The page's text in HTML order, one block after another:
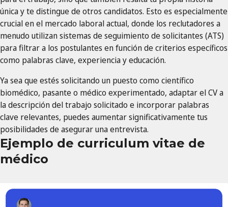
única y te distingue de otros candidatos. Esto es especialmente
crucial en el mercado laboral actual, donde los reclutadores a
menudo utilizan sistemas de seguimiento de solicitantes (ATS)
para filtrar a los postulantes en función de criterios específicos
como palabras clave, experiencia y educación.
Ya sea que estés solicitando un puesto como científico
biomédico, pasante o médico experimentado, adaptar el CV a
la descripción del trabajo solicitado e incorporar palabras
clave relevantes, puedes aumentar significativamente tus
posibilidades de asegurar una entrevista.
Ejemplo de curriculum vitae de
médico